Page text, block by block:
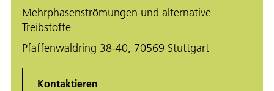
Mehrphasenströmungen und alternative
Treibstoffe
Pfaffenwaldring 38-40, 70569 Stuttgart
Kontaktieren